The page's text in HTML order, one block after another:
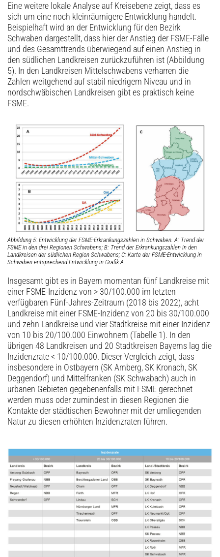
Eine weitere lokale Analyse auf Kreisebene zeigt, dass es
sich um eine noch kleinräumigere Entwicklung handelt.
Beispielhaft wird an der Entwicklung für den Bezirk
Schwaben dargestellt, dass hier der Anstieg der FSME-Fälle
und des Gesamttrends überwiegend auf einen Anstieg in
den südlichen Landkreisen zurückzuführen ist (Abbildung
5). In den Landkreisen Mittelschwabens verharren die
Zahlen weitgehend auf stabil niedrigem Niveau und in
nordschwäbischen Landkreisen gibt es praktisch keine
FSME.
Abbildung 5: Entwicklung der FSME-Erkrankungszahlen in Schwaben. A: Trend der
FSME in den drei Regionen Schwabens; B: Trend der Erkrankungszahlen in den
Landkreisen der südlichen Region Schwabens; C: Karte der FSME-Entwicklung in
Schwaben entsprechend Entwicklung in Grafik A.
Insgesamt gibt es in Bayern momentan fünf Landkreise mit
einer FSME-Inzidenz von > 30/100.000 im letzten
verfügbaren Fünf-Jahres-Zeitraum (2018 bis 2022), acht
Landkreise mit einer ­FSME-Inzidenz von 20 bis 30/100.000
und zehn Landkreise und vier Stadtkreise mit einer Inzidenz
von 10 bis 20/100.000 Einwohnern (Tabelle 1). In den
übrigen 48 Landkreisen und 20 Stadtkreisen Bayerns lag die
Inzidenzrate < 10/100.000. Dieser Vergleich zeigt, dass
insbesondere in Ostbayern (SK Amberg, SK Kronach, SK
Deggendorf) und Mittelfranken (SK Schwabach) auch in
urbanen Gebieten gegebenenfalls mit FSME gerechnet
werden muss oder zumindest in diesen Regio­nen die
Kontakte der städtischen Bewohner mit der umliegenden
Natur zu diesen erhöhten ­Inzidenzraten führen.